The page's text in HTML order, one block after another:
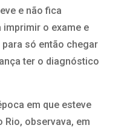
e não fica
imprimir o exame e
só então chegar
ter o diagnóstico
em que esteve
Rio, observava, em